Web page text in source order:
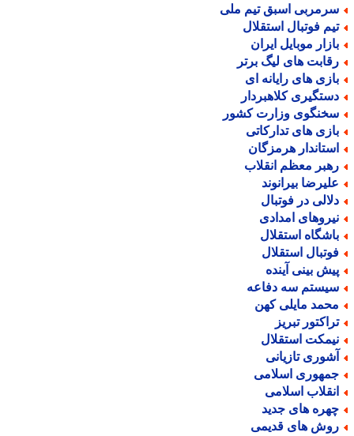
اسبق تیم ملی
فوتبال استقلال
موبایل ایران
های لیگ برتر
های رایانه ای
کلاهبردار
وزارت کشور
های تدارکاتی
هرمزگان
معظم انقلاب
بیرانوند
در فوتبال
امدادی
استقلال
استقلال
بینی آینده
سه دفاعه
مایلی کهن
تبریز
استقلال
تازیانی
اسلامی
اسلامی
های جدید
های قدیمی